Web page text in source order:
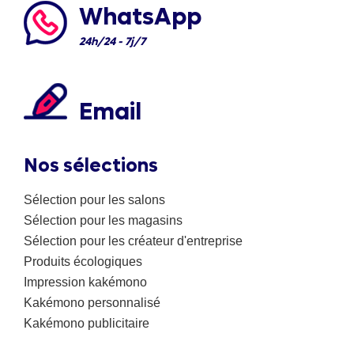
WhatsApp
24h/24 - 7j/7
Email
Nos sélections
Sélection pour les salons
Sélection pour les magasins
Sélection pour les créateur d'entreprise
Produits écologiques
Impression kakémono
Kakémono personnalisé
Kakémono publicitaire